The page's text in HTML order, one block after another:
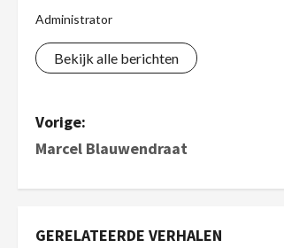
Administrator
Bekijk alle berichten
Vorige:
Marcel Blauwendraat
GERELATEERDE VERHALEN